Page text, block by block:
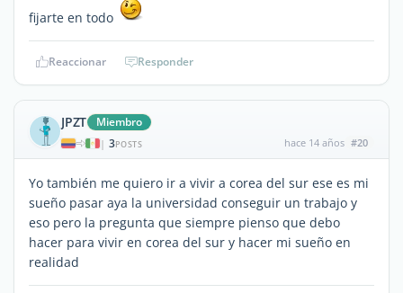
fijarte en todo
Reaccionar Responder
JPZT Miembro
| 3POSTS hace 14 años #20
Yo también me quiero ir a vivir a corea del sur ese es mi
sueño pasar aya la universidad conseguir un trabajo y
eso pero la pregunta que siempre pienso que debo
hacer para vivir en corea del sur y hacer mi sueño en
realidad